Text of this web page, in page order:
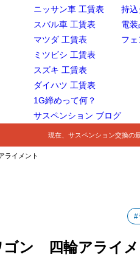
ニッサン車 工賃表
スバル車 工賃表
マツダ 工賃表
ミツビシ 工賃表
スズキ 工賃表
ダイハツ 工賃表
1G締めって何？
サスペンション ブログ
持
電
フ
現在、サスペンション交換の
ライメント
#
ゴン 四輪アライメ